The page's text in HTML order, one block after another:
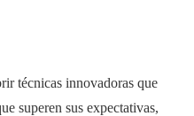
técnicas innovadoras que
superen sus expectativas,